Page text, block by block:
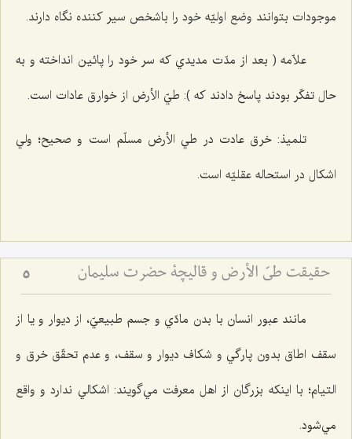
موجودات بتوانند وضع اوليّه خود را باشخص سير كننده نگاه دارند.
علاّمه ( بعد از مدّت مديدي كه سر خود را پائين انداخته و به
حال تفكّر بودند پاسخ دادند كه ): طيّ الأرض از خوارق عادات است.
تلميذ: خرق عادت در طي الأرض مسلّم است و صحيح؛ ولي
اشكال در استحاله عقليّه است.
حقيقت طيّ الأرض و قاليچة حضرت سليمان 5
مانند عبور انسان با بدن مادّي و جسم طبيعيّ، از ديوار و يا از
سقف اطاق بدون پارگي و شكاف ديوار و سقف، و عدم تحقّق خرق و
التيام؛ با اينكه بزرگان از اهل معرفت مي‌گويند: اشكالي ندارد و واقع
مي‌شود.